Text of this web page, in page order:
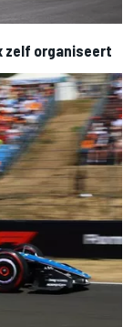
zelf organiseert